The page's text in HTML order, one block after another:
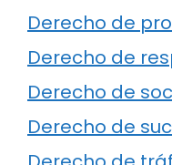
Derecho de
Derecho de
Derecho de
Derecho de